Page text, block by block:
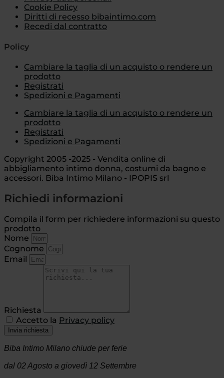
Cookie Policy
Diritti di recesso bibaintimo.com
Recedi dal contratto
Policy
Cambiare la taglia di un acquisto o rendere un
prodotto
Registrati
Spedizioni e Pagamenti
Cambiare la taglia di un acquisto o rendere un
prodotto
Registrati
Spedizioni e Pagamenti
Copyright 2005 -2025 - Vendita online di
abbigliamento intimo donna, costumi da bagno e
accessori. Biba Intimo Milano - IPOPIS srl
Richiedi informazioni
Compila il form per richiedere informazioni su questo
prodotto
Nome
Cognome
Email
Richiesta
Accetto la Privacy policy
Invia richiesta
Biba Intimo Milano chiude per ferie
dal 02 Agosto a giovedì 12 Settembre